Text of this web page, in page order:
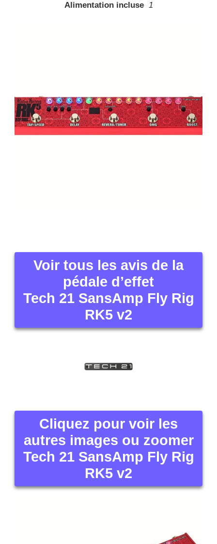
Alimentation incluse 1
Voir tous les avis de la
pédale d’effet
Tech 21 SansAmp Fly Rig
RK5 v2
Cliquez pour voir les
autres images ou zoomer
Tech 21 SansAmp Fly Rig
RK5 v2